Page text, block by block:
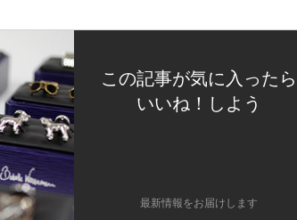
この記事が気に入ったら
いいね！しよう
最新情報をお届けします